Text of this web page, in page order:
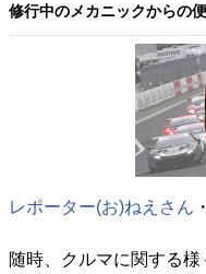
修行中のメカニックからの
レポーター(お)ねえさん
随時、クルマに関する